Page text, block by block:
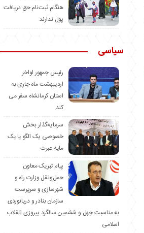
هنگام ثبت‌نام حق دریافت
پول ندارند
سیاسی
رئیس جمهور اواخر
اردیبهشت ماه جاری به
استان کرمانشاه سفر می
کند.
سرمایه‌گذار بخش
خصوصی یک الگو یا یک
مایه عبرت
️پیام تبریک معاون
حمل‌ونقل وزارت راه و
شهرسازی و سرپرست
سازمان بنادر و دریانوردی
به مناسبت چهل و ششمین سالگرد پیروزی انقلاب
اسلامی